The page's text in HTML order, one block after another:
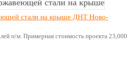
стали на крыше ДНТ Ново-
п/м. Примерная стоимость проекта 23,000